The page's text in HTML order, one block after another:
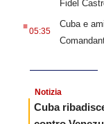
Fidel
.05:35
Cuba e
Notizia
Cuba